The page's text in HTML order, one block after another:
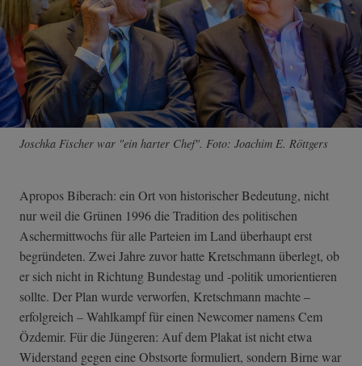
Joschka Fischer war "ein harter Chef". Foto: Joachim E. Röttgers
Apropos Biberach: ein Ort von historischer Bedeutung, nicht
nur weil die Grünen 1996 die Tradition des politischen
Aschermittwochs für alle Parteien im Land überhaupt erst
begründeten. Zwei Jahre zuvor hatte Kretschmann überlegt, ob
er sich nicht in Richtung Bundestag und -politik umorientieren
sollte. Der Plan wurde verworfen, Kretschmann machte –
erfolgreich – Wahlkampf für einen Newcomer namens Cem
Özdemir. Für die Jüngeren: Auf dem Plakat ist nicht etwa
Widerstand gegen eine Obstsorte formuliert, sondern Birne war